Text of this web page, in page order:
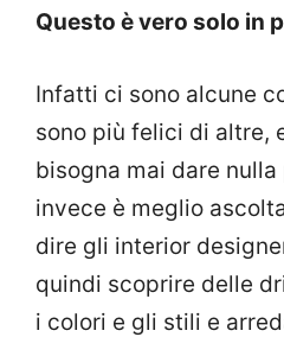
Questo è vero solo in
Infatti ci sono alcune
sono più felici di altre,
bisogna mai dare
invece è meglio
dire gli interior
quindi scoprire delle
i colori e gli stili e